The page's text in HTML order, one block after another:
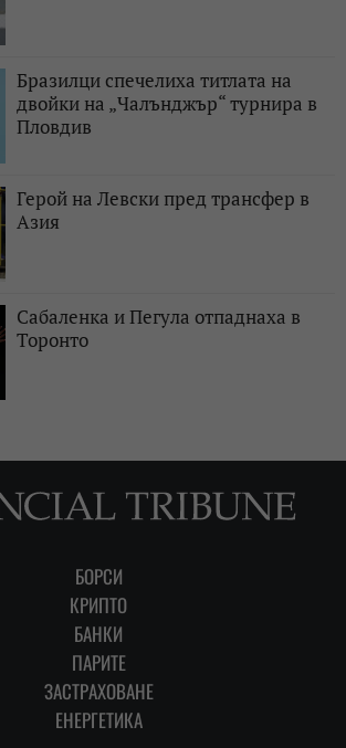
Бразилци спечелиха титлата на
двойки на „Чалънджър“ турнира в
Пловдив
Герой на Левски пред трансфер в
Азия
Сабаленка и Пегула отпаднаха в
Торонто
БОРСИ
КРИПТО
БАНКИ
ПАРИТЕ
ЗАСТРАХОВАНЕ
ЕНЕРГЕТИКА